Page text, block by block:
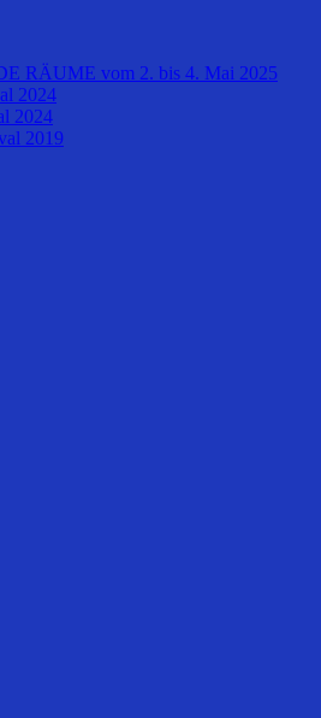
RÄUME vom 2. bis 4. Mai 2025
2024
2024
2019